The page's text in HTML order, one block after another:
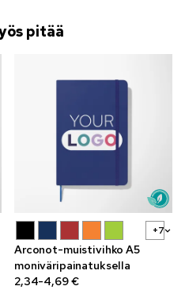
pitää
+7
Arconot-muistivihko A5
moniväripainatuksella
2,34-4,69 €